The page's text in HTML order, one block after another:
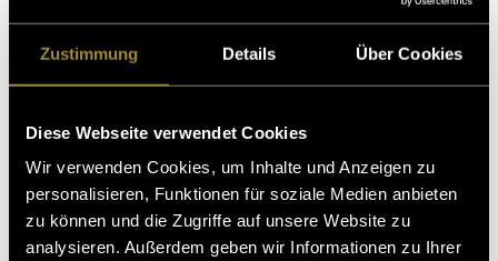
Zustimmung Details Über Cookies
Diese Webseite verwendet Cookies
Wir verwenden Cookies, um Inhalte und Anzeigen zu
personalisieren, Funktionen für soziale Medien anbieten
zu können und die Zugriffe auf unsere Website zu
analysieren. Außerdem geben wir Informationen zu Ihrer
(eli)